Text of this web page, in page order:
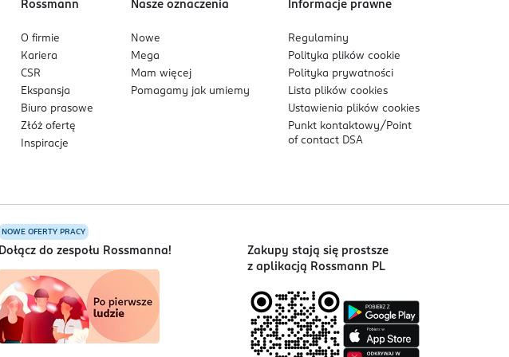
Rossmann
O firmie
Kariera
CSR
Ekspansja
Biuro prasowe
Złóż ofertę
Inspiracje
Nasze oznaczenia
Nowe
Mega
Mam więcej
Pomagamy jak umiemy
Informacje prawne
Regulaminy
Polityka plikówcookie
Polityka prywatności
Lista plikówcookies
Ustawienia plikówcookies
Punkt kontaktowy/ Point
of contact DSA
NOWE OFERTY PRACY
Dołącz do zespołu Rossmanna!
Zakupy stają się prostsze
z aplikacją Rossmann PL